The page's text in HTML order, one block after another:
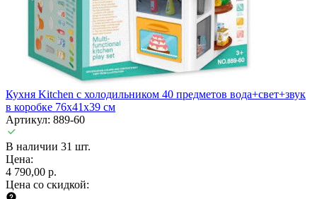
Кухня Kitchen с холодильником 40 предметов вода+свет+звук
в коробке 76х41х39 см
Артикул: 889-60
В наличии 31 шт.
Цена:
4 790,00 р.
Цена со скидкой: